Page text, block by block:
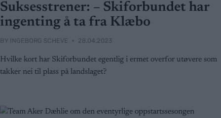
Suksesstrener: – Skiforbundet har
ingenting å ta fra Klæbo
BY INGEBORG SCHEVE 28.04.2023
Hvilke kort har Skiforbundet egentlig i ermet overfor utøvere som
takker nei til plass på landslaget?